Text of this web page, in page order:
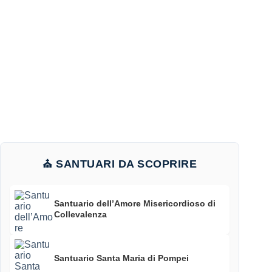
⛪ SANTUARI DA SCOPRIRE
Santuario dell’Amore Misericordioso di
Collevalenza
Santuario Santa Maria di Pompei